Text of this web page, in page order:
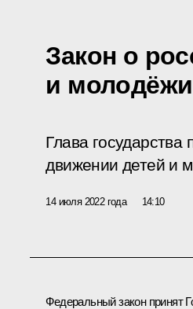
Закон о
и молодёжи
Глава
движении детей и
14 июля 2022 года 14:10
Федеральный закон принят